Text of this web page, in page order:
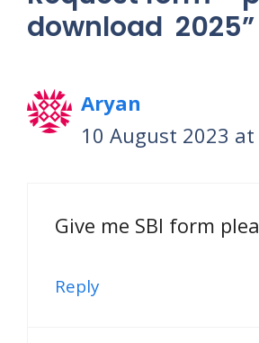
download 2025”
Aryan
10 August 2023
Give me SBI form
Reply